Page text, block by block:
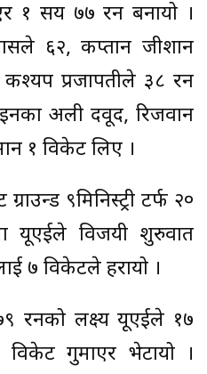
१ सय ७७ रन बनायो ।
६२, कप्तान जीशान
प्रजापतीले ३८ रन
अली दवूद, रिजवान
१ विकेट लिए ।
९मिनिस्ट्री टर्फ २०
यूएईले विजयी शुरुवात
७ विकेटले हरायो ।
रनको लक्ष्य यूएईले १७
गुमाएर भेटायो ।